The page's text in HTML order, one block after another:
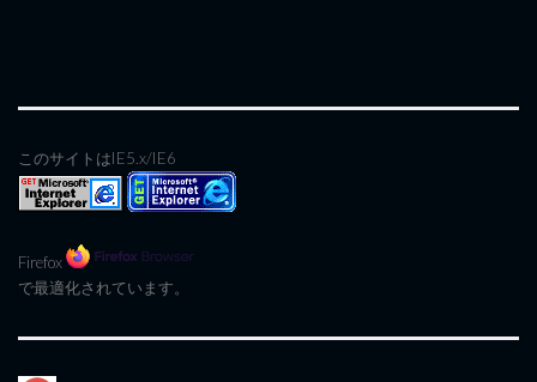
このサイトはIE5.x/IE6
Firefox
で最適化されています。